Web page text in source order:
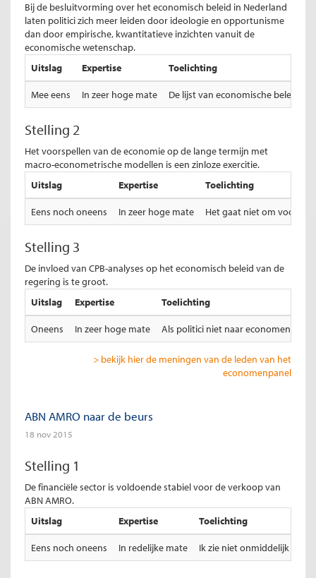
Bij de besluitvorming over het economisch beleid in Nederland
laten politici zich meer leiden door ideologie en opportunisme
dan door empirische, kwantitatieve inzichten vanuit de
economische wetenschap.
Uitslag
Expertise Toelichting
Mee eens In zeer hoge mate De lijst van economische
Stelling 2
Het voorspellen van de economie op de lange termijn met
macro-econometrische modellen is een zinloze exercitie.
Uitslag
Expertise Toelichting
Eens noch oneens In zeer hoge mate Het gaat niet om
Stelling 3
De invloed van CPB-analyses op het economisch beleid van de
regering is te groot.
Uitslag
Expertise Toelichting
Oneens In zeer hoge mate Als politici niet naar economen
> bekijk hier de meningen van de leden van het
economenpanel
ABN AMRO naar de beurs
18 nov 2015
Stelling 1
De financiële sector is voldoende stabiel voor de verkoop van
ABN AMRO.
Uitslag
Expertise Toelichting
Eens noch oneens In redelijke mate Ik zie niet onmiddelijk in